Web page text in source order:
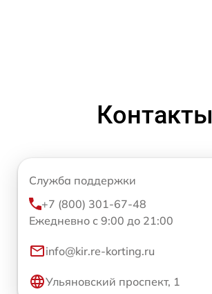
Контакты
Служба поддержки
+7 (800) 301-67-48
Ежедневно с 9:00 до 21:00
info@kir.re-korting.ru
Ульяновский проспект, 1